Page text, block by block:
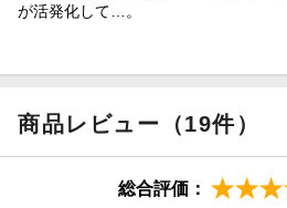
が活発化して…。
商品レビュー（19件）
総合評価：